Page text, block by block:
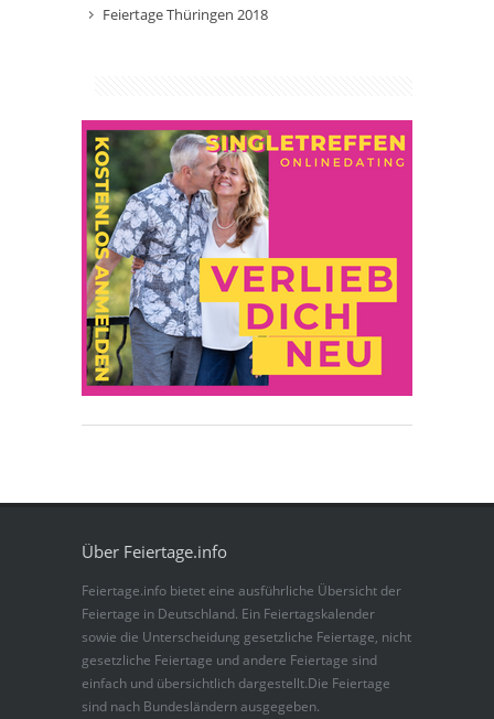
Feiertage Thüringen 2018
Über Feiertage.info
Feiertage.info bietet eine ausführliche Übersicht der
Feiertage in Deutschland. Ein Feiertagskalender
sowie die Unterscheidung gesetzliche Feiertage, nicht
gesetzliche Feiertage und andere Feiertage sind
einfach und übersichtlich dargestellt.Die Feiertage
sind nach Bundesländern ausgegeben.